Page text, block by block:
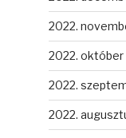
2022.
2022. október
2022.
2022.